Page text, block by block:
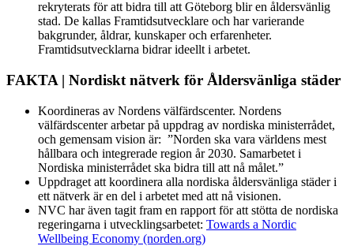
rekryterats för att bidra till att Göteborg blir en åldersvänlig
stad. De kallas Framtidsutvecklare och har varierande
bakgrunder, åldrar, kunskaper och erfarenheter.
Framtidsutvecklarna bidrar ideellt i arbetet.
FAKTA | Nordiskt nätverk för Åldersvänliga städer
Koordineras av Nordens välfärdscenter. Nordens
välfärdscenter arbetar på uppdrag av nordiska ministerrådet,
och gemensam vision är: ”Norden ska vara världens mest
hållbara och integrerade region år 2030. Samarbetet i
Nordiska ministerrådet ska bidra till att nå målet.”
Uppdraget att koordinera alla nordiska åldersvänliga städer i
ett nätverk är en del i arbetet med att nå visionen.
NVC har även tagit fram en rapport för att stötta de nordiska
regeringarna i utvecklingsarbetet: Towards a Nordic
Wellbeing Economy (norden.org)